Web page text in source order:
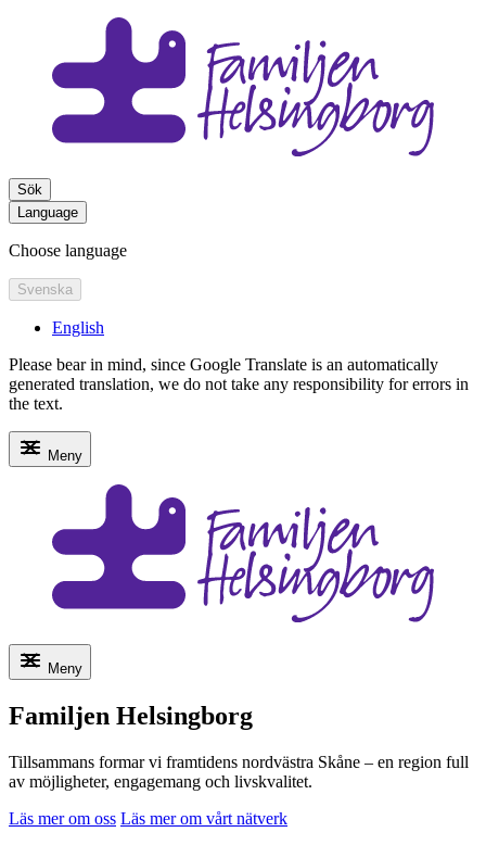
Sök
Language
Choose language
Svenska
English
Please bear in mind, since Google Translate is an automatically
generated translation, we do not take any responsibility for errors in
the text.
Meny
Meny
Familjen Helsingborg
Tillsammans formar vi framtidens nordvästra Skåne – en region full
av möjligheter, engagemang och livskvalitet.
Läs mer om oss Läs mer om vårt nätverk